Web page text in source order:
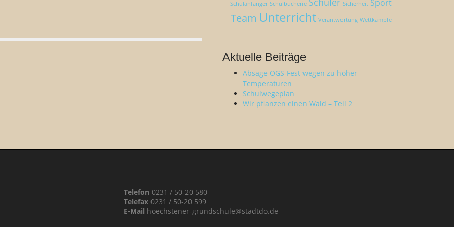
Schulanfänger Schulbücherie Sicherheit Sport
Team Unterricht Verantwortung Wettkämpfe
Aktuelle Beiträge
Absage OGS-Fest wegen zu hoher
Temperaturen
Schulwegeplan
Wir pflanzen einen Wald – Teil 2
Telefon 0231 / 50-20 580
Telefax 0231 / 50-20 599
E-Mail hoechstener-grundschule@stadtdo.de